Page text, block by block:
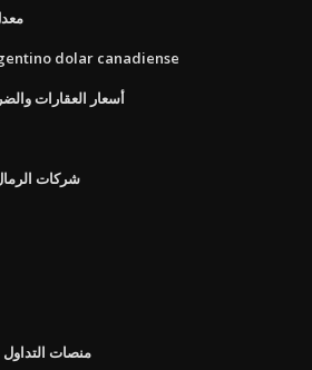
dolar canadiense
أسعار العقارات
شركات
منصات التداول